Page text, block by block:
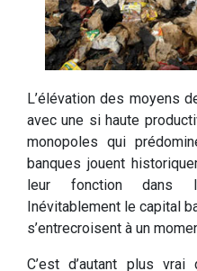
L’élévation des moyens
avec une si haute
monopoles qui
banques jouent
leur fonction dans
Inévitablement le capital
s’entrecroisent à un
C’est d’autant plus